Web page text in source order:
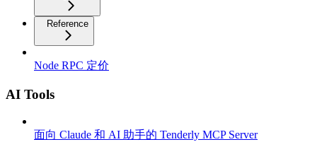
Reference
Node RPC 定价
AI Tools
面向 Claude 和 AI 助手的 Tenderly MCP Server